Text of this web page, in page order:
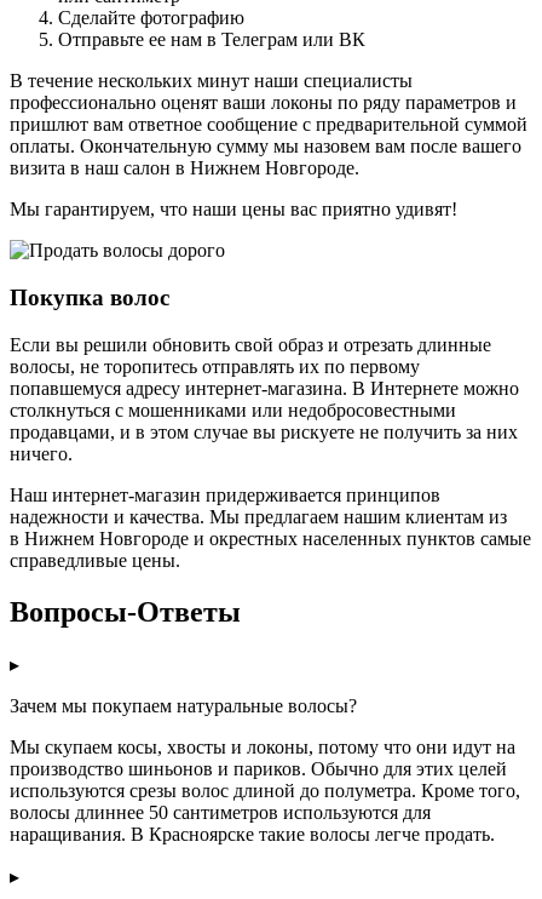
Сделайте фотографию
Отправьте ее нам в Телеграм или ВК
В течение нескольких минут наши специалисты
профессионально оценят ваши локоны по ряду параметров и
пришлют вам ответное сообщение с предварительной суммой
оплаты. Окончательную сумму мы назовем вам после вашего
визита в наш салон в Нижнем Новгороде.
Мы гарантируем, что наши цены вас приятно удивят!
Покупка волос
Если вы решили обновить свой образ и отрезать длинные
волосы, не торопитесь отправлять их по первому
попавшемуся адресу интернет-магазина. В Интернете можно
столкнуться с мошенниками или недобросовестными
продавцами, и в этом случае вы рискуете не получить за них
ничего.
Наш интернет-магазин придерживается принципов
надежности и качества. Мы предлагаем нашим клиентам из
в Нижнем Новгороде и окрестных населенных пунктов самые
справедливые цены.
Вопросы-Ответы
▸
Зачем мы покупаем натуральные волосы?
Мы скупаем косы, хвосты и локоны, потому что они идут на
производство шиньонов и париков. Обычно для этих целей
используются срезы волос длиной до полуметра. Кроме того,
волосы длиннее 50 сантиметров используются для
наращивания. В Красноярске такие волосы легче продать.
▸